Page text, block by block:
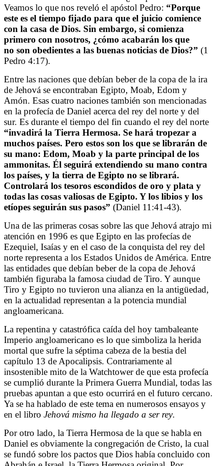
Veamos lo que nos reveló el apóstol Pedro: “Porque
este es el tiempo fijado para que el juicio comience
con la casa de Dios. Sin embargo, si comienza
primero con nosotros, ¿cómo acabarán los que
no son obedientes a las buenas noticias de Dios?” (1
Pedro 4:17).
Entre las naciones que debían beber de la copa de la ira
de Jehová se encontraban Egipto, Moab, Edom y
Amón. Esas cuatro naciones también son mencionadas
en la profecía de Daniel acerca del rey del norte y del
sur. Es durante el tiempo del fin cuando el rey del norte
“invadirá la Tierra Hermosa. Se hará tropezar a
muchos países. Pero estos son los que se librarán de
su mano: Edom, Moab y la parte principal de los
ammonitas. Él seguirá extendiendo su mano contra
los países, y la tierra de Egipto no se librará.
Controlará los tesoros escondidos de oro y plata y
todas las cosas valiosas de Egipto. Y los libios y los
etíopes seguirán sus pasos” (Daniel 11:41-43).
Una de las primeras cosas sobre las que Jehová atrajo mi
atención en 1996 es que Egipto en las profecías de
Ezequiel, Isaías y en el caso de la conquista del rey del
norte representa a los Estados Unidos de América. Entre
las entidades que debían beber de la copa de Jehová
también figuraba la famosa ciudad de Tiro. Y aunque
Tiro y Egipto no tuvieron una alianza en la antigüedad,
en la actualidad representan a la potencia mundial
angloamericana.
La repentina y catastrófica caída del hoy tambaleante
Imperio angloamericano es lo que simboliza la herida
mortal que sufre la séptima cabeza de la bestia del
capítulo 13 de Apocalipsis. Contrariamente al
insostenible mito de la Watchtower de que esta profecía
se cumplió durante la Primera Guerra Mundial, todas las
pruebas apuntan a que esto ocurrirá en el futuro cercano.
Ya se ha hablado de este tema en numerosos ensayos y
en el libro Jehová mismo ha llegado a ser rey.
Por otro lado, la Tierra Hermosa de la que se habla en
Daniel es obviamente la congregación de Cristo, la cual
se fundó sobre los pactos que Dios había concluido con